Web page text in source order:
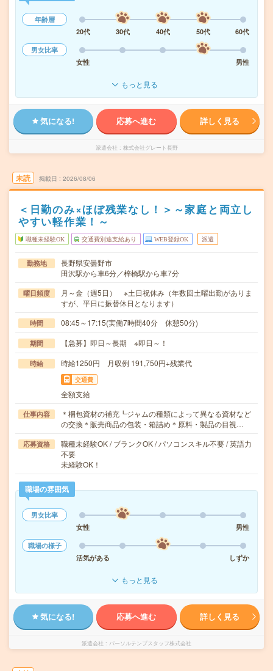
年齢層
20代
30代 40代 50代
60代
男女比率
女性
男性
もっと見る
気になる! 応募へ進む 詳しく見る
派遣会社 株式会社グレート長野
未読 掲載日 2026/08/06
＜日勤のみ×ほぼ残業なし！＞～家庭と両立し
やすい軽作業！～
職種未経験OK 交通費別途支給あり WEB登録OK 派遣
勤務地
長野県安曇野市
田沢駅から車6分／梓橋駅から車7分
曜日頻度
月～金（週5日） ※土日祝休み（年数回土曜出勤がありま
すが、平日に振替休日となります）
時間 08:45～17:15(実働7時間40分 休憩50分)
期間 【急募】即日～長期 ※即日～！
時給 時給1250円 月収例 191,750円+残業代
交通費
全額支給
仕事内容
＊梱包資材の補充┗ジャムの種類によって異なる資材など
の交換＊販売商品の包装・箱詰め＊原料・製品の目視…
応募資格
職種未経験OK / ブランクOK / パソコンスキル不要 / 英語力
不要
未経験OK！
職場の雰囲気
男女比率
女性
男性
職場の様子
活気がある
しずか
もっと見る
気になる! 応募へ進む 詳しく見る
派遣会社 パーソルテンプスタッフ株式会社